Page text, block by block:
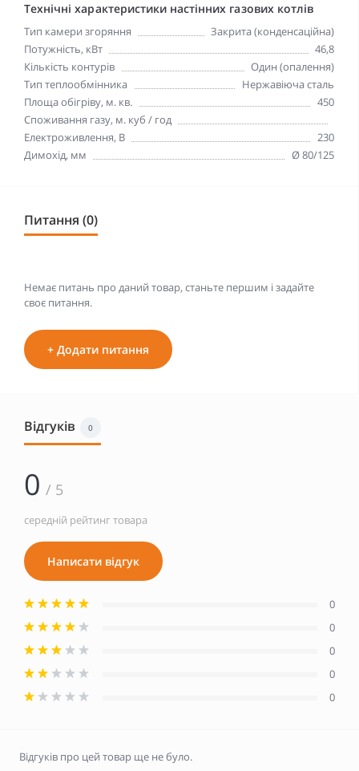
Технічні характеристики настінних газових котлів
Тип камери згоряння
Закрита (конденсаційна)
Потужність, кВт
46,8
Кількість контурів
Один (опалення)
Тип теплообмінника
Нержавіюча сталь
Площа обігріву, м. кв.
450
Споживання газу, м. куб / год
Електроживлення, В
230
Димохід, мм
Ø 80/125
Питання (0)
Немає питань про даний товар, станьте першим і задайте
своє питання.
+ Додати питання
Відгуків 0
0 / 5
середній рейтинг товара
Написати відгук
0
0
0
0
0
Відгуків про цей товар ще не було.